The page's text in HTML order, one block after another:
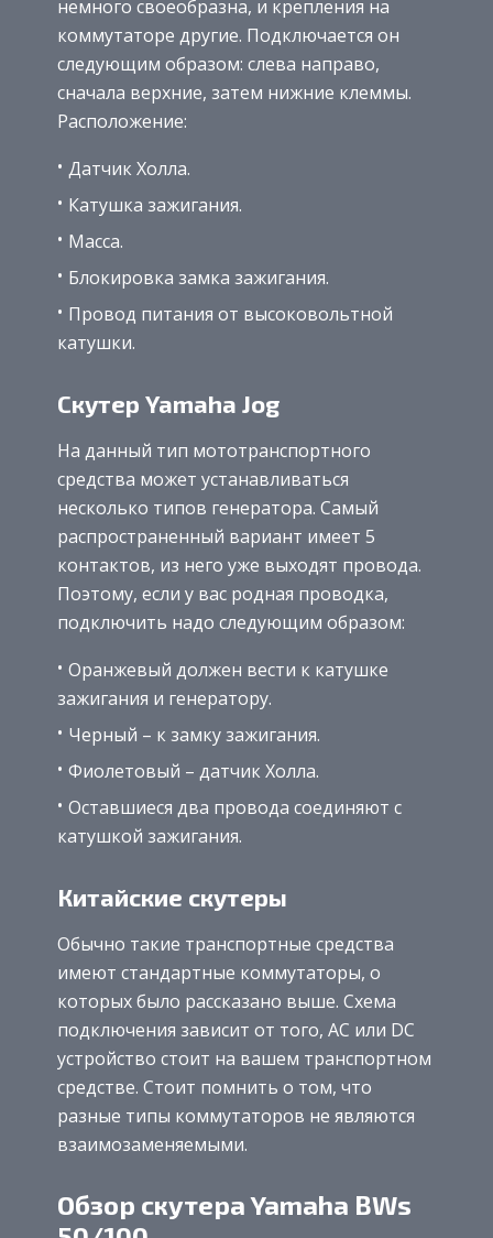
немного своеобразна, и крепления на
коммутаторе другие. Подключается он
следующим образом: слева направо,
сначала верхние, затем нижние клеммы.
Расположение:
Датчик Холла.
Катушка зажигания.
Масса.
Блокировка замка зажигания.
Провод питания от высоковольтной
катушки.
Скутер Yamaha Jog
На данный тип мототранспортного
средства может устанавливаться
несколько типов генератора. Самый
распространенный вариант имеет 5
контактов, из него уже выходят провода.
Поэтому, если у вас родная проводка,
подключить надо следующим образом:
Оранжевый должен вести к катушке
зажигания и генератору.
Черный – к замку зажигания.
Фиолетовый – датчик Холла.
Оставшиеся два провода соединяют с
катушкой зажигания.
Китайские скутеры
Обычно такие транспортные средства
имеют стандартные коммутаторы, о
которых было рассказано выше. Схема
подключения зависит от того, AC или DC
устройство стоит на вашем транспортном
средстве. Стоит помнить о том, что
разные типы коммутаторов не являются
взаимозаменяемыми.
Обзор скутера Yamaha BWs